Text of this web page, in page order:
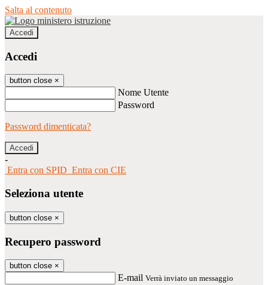
Salta al contenuto
Accedi
Accedi
button close ×
Nome Utente
Password
Password dimenticata?
-
Entra con SPID Entra con CIE
Seleziona utente
button close ×
Recupero password
button close ×
E-mail Verrà inviato un messaggio